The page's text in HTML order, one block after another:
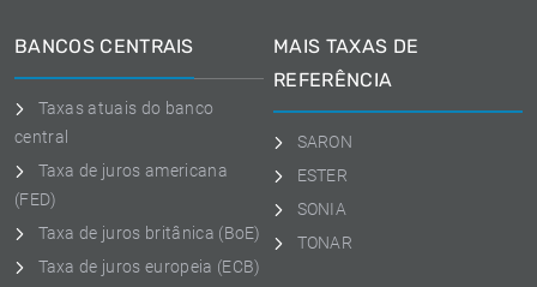
BANCOS CENTRAIS
Taxas atuais do banco
central
Taxa de juros americana
(FED)
Taxa de juros britânica (BoE)
Taxa de juros europeia (ECB)
MAIS TAXAS DE
REFERÊNCIA
SARON
ESTER
SONIA
TONAR